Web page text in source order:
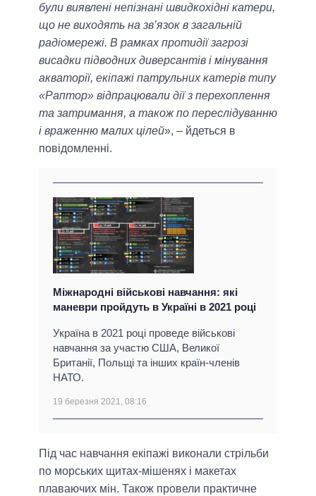
були виявлені непізнані швидкохідні катери,
що не виходять на зв’язок в загальній
радіомережі. В рамках протидії загрозі
висадки підводних диверсантів і мінування
акваторії, екіпажі патрульних катерів типу
«Раптор» відпрацювали дії з перехоплення
та затримання, а також по переслідуванню
і враженню малих цілей», – йдеться в
повідомленні.
Міжнародні військові навчання: які
маневри пройдуть в Україні в 2021 році
Україна в 2021 році проведе військові
навчання за участю США, Великої
Британії, Польщі та інших країн-членів
НАТО.
19 березня 2021, 08:16
Під час навчання екіпажі виконали стрільби
по морських щитах-мішенях і макетах
плаваючих мін. Також провели практичне